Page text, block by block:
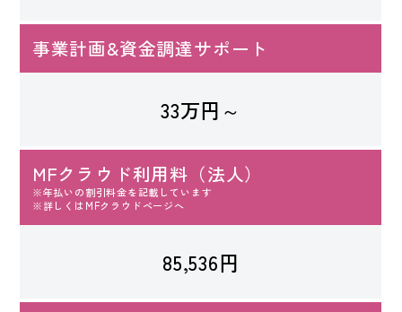
事業計画&資金調達サポート
33万円～
MFクラウド利用料（法人）
※年払いの割引料金を記載しています
※詳しくはMFクラウドページへ
85,536円